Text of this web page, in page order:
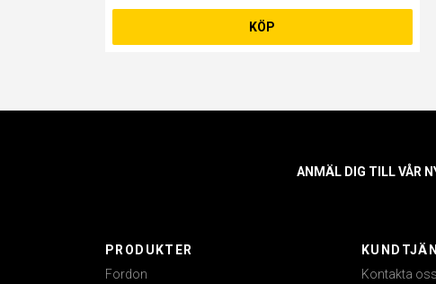
KÖP
ANMÄL DIG TILL VÅR
PRODUKTER
Fordon
Kontakta oss